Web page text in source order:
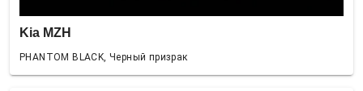
Kia MZH
PHANTOM BLACK, Черный призрак